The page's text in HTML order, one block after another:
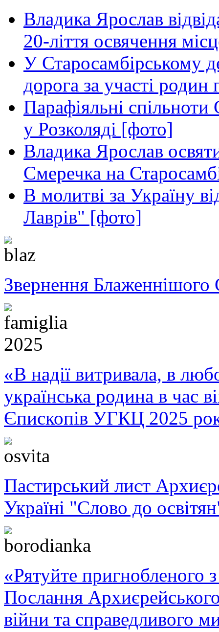
Владика Ярослав
20-ліття освячення
У Старосамбірському
дорога за участі
Парафіяльні
у Розколяді [фото]
Владика Ярослав
Смеречка на
В молитві за Україну
Лаврів" [фото]
Звернення Блаженнішого
«В надії витривала, в
українська родина в час
Єпископів УГКЦ 2025
Пастирський лист
Україні "Слово до
«Рятуйте пригнобленого
Послання
війни та справедливого